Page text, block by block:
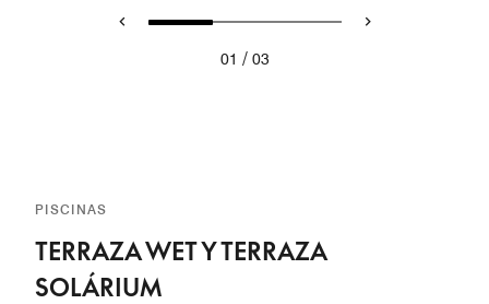
01 / 03
PISCINAS
TERRAZA WET Y TERRAZA
SOLÁRIUM